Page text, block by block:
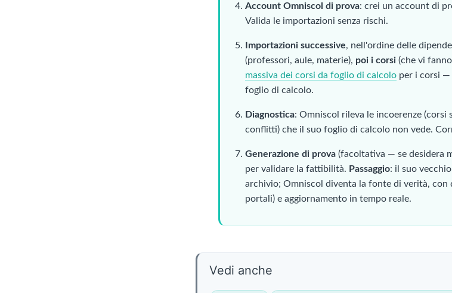
Account Omniscol di prova: crei un account di
Valida le importazioni senza rischi.
Importazioni successive, nell'ordine delle
(professori, aule, materie), poi i corsi (che vi
massiva dei corsi da foglio di calcolo per i corsi —
foglio di calcolo.
Diagnostica: Omniscol rileva le incoerenze (corsi
conflitti) che il suo foglio di calcolo non vede.
Generazione di prova (facoltativa — se desidera
per validare la fattibilità. Passaggio: il suo
archivio; Omniscol diventa la fonte di verità, con
portali) e aggiornamento in tempo reale.
Vedi anche